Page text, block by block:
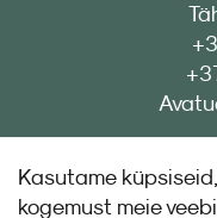
Kasutame
kogemust meie